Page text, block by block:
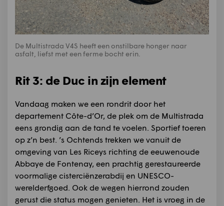
De Multistrada V4S heeft een onstilbare honger naar
asfalt, liefst met een ferme bocht erin.
Rit 3: de Duc in zijn element
Vandaag maken we een rondrit door het
departement Côte-d’Or, de plek om de Multistrada
eens grondig aan de tand te voelen. Sportief toeren
op z’n best. ’s Ochtends trekken we vanuit de
omgeving van Les Riceys richting de eeuwenoude
Abbaye de Fontenay, een prachtig gerestaureerde
voormalige cisterciënzerabdij en UNESCO-
werelderfgoed. Ook de wegen hierrond zouden
gerust die status mogen genieten. Het is vroeg in de